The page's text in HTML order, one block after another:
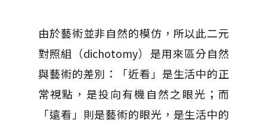
由於藝術並非自然的模仿，所以此二元
對照組（dichotomy）是用來區分自然
與藝術的差別：「近看」是生活中的正
常視點，是投向有機自然之眼光；而
「遠看」則是藝術的眼光，是生活中的